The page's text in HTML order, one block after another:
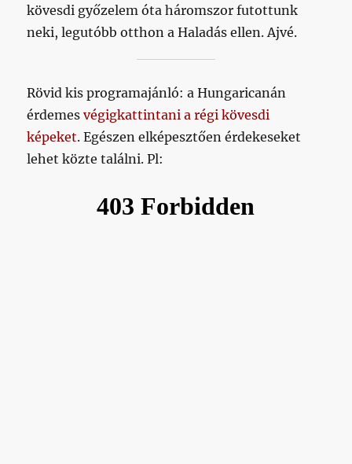
kövesdi győzelem óta háromszor futottunk
neki, legutóbb otthon a Haladás ellen. Ajvé.
Rövid kis programajánló: a Hungaricanán
érdemesvégigkattintani a régi kövesdi
képeket. Egészen elképesztően érdekeseket
lehet közte találni. Pl: